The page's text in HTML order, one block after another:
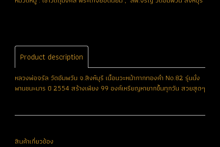
Product description
หลวงพ่อจรัล วัดอัมพวัน จ.สิงห์บุรี เนื้อนวะหน้ากากทองคำ No.82 รุ่นนั่ง
พานชนะมาร ปี 2554 สร้างเพียง 99 องค์เหรียญหายากขึ้นทุกวัน สวยสุดๆ
สินค้าเกี่ยวข้อง